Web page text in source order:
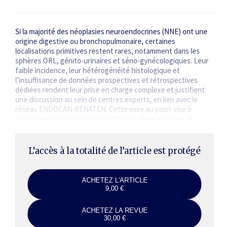
Si la majorité des néoplasies neuroendocrines (NNE) ont une
origine digestive ou bronchopulmonaire, certaines
localisations primitives restent rares, notamment dans les
sphères ORL, génito-urinaires et séno-gynécologiques. Leur
faible incidence, leur hétérogénéité histologique et
l’insuffisance de données prospectives et rétrospectives
dédiées rendent leur prise en charge complexe et justifient
une discussion au sein de centres experts, en lien avec le
réseau ENDOCAN-RENATEN. Cette mise au point vise à
L’accès à la totalité de l’article est protégé
ACHETEZ L'ARTICLE
9,00 €
ACHETEZ LA REVUE
30,00 €